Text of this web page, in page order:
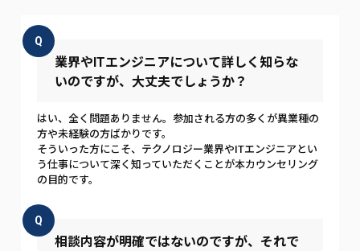
Q
業界やITエンジニアについて詳しく知らな
いのですが、大丈夫でしょうか？
はい、全く問題ありません。参加される方の多くが異業種の
方や未経験の方ばかりです。
そういった方にこそ、テクノロジー業界やITエンジニアとい
う仕事について深く知っていただくことが本カウンセリング
の目的です。
Q
相談内容が明確ではないのですが、それで